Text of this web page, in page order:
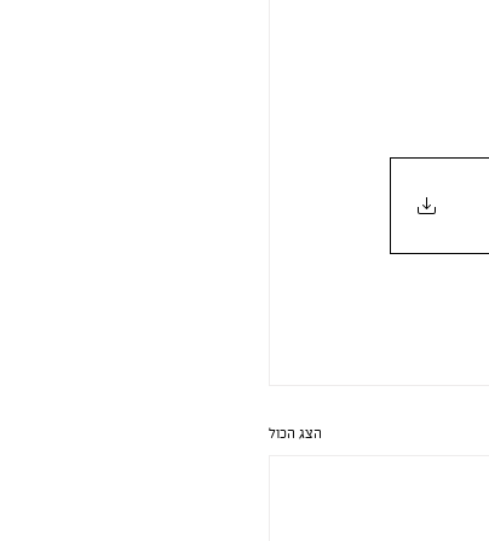
הצג הכול